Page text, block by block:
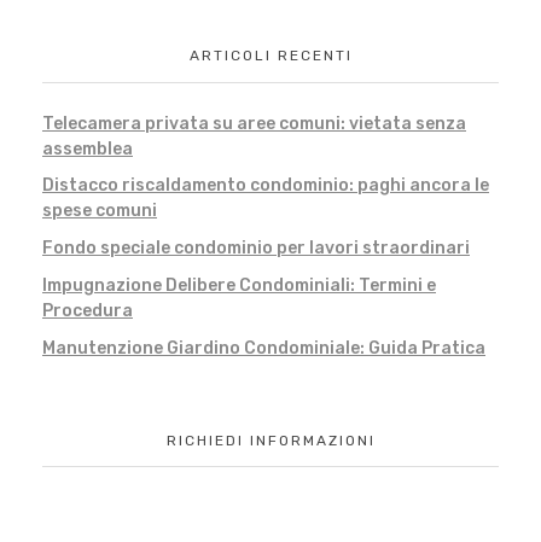
ARTICOLI RECENTI
Telecamera privata su aree comuni: vietata senza
assemblea
Distacco riscaldamento condominio: paghi ancora le
spese comuni
Fondo speciale condominio per lavori straordinari
Impugnazione Delibere Condominiali: Termini e
Procedura
Manutenzione Giardino Condominiale: Guida Pratica
RICHIEDI INFORMAZIONI